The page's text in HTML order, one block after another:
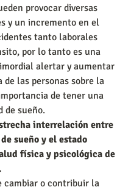
provocar diversas
y un incremento en el
tanto laborales
por lo tanto es una
alertar y aumentar
de las personas sobre la
de tener una
de sueño.
interrelación entre
sueño y el estado
física y psicológica de
cambiar o contribuir la